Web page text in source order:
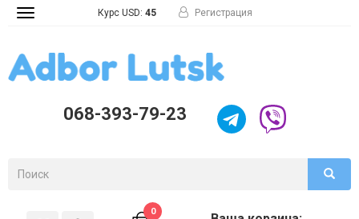
Toggle
Курс USD: 45 Регистрация
068-393-79-23
0